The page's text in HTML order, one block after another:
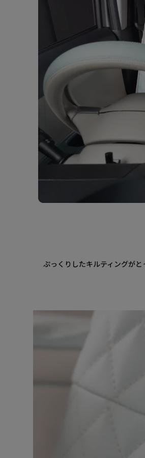
ぷっくりしたキルティングが